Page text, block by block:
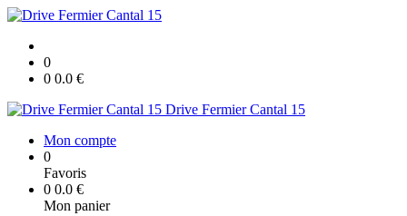
0
0 0.0 €
Drive Fermier Cantal 15
Mon compte
0
Favoris
0 0.0 €
Mon panier